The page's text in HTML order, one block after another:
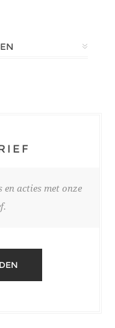
acties met onze